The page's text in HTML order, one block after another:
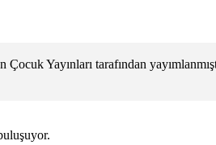
Yayınları tarafından